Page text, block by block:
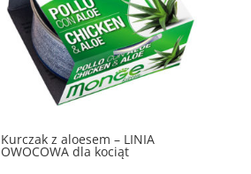
Kurczak z aloesem – LINIA
OWOCOWA dla kociąt